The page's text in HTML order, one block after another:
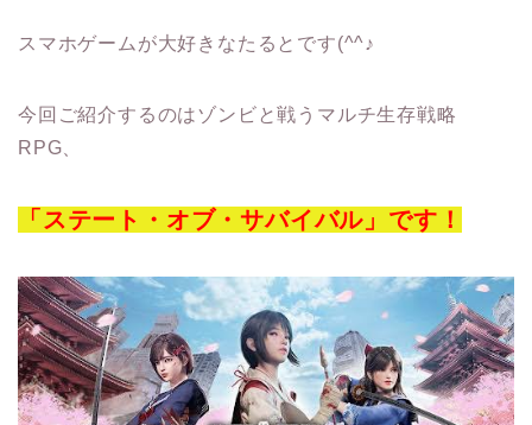
スマホゲームが大好きなたるとです(^^♪
今回ご紹介するのはゾンビと戦うマルチ生存戦略
RPG、
「ステート・オブ・サバイバル」です！